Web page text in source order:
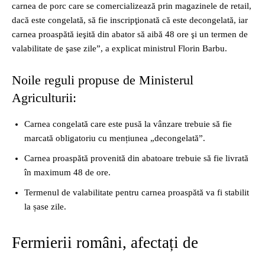
carnea de porc care se comercializează prin magazinele de retail,
dacă este congelată, să fie inscripţionată că este decongelată, iar
carnea proaspătă ieşită din abator să aibă 48 ore şi un termen de
valabilitate de şase zile”, a explicat ministrul Florin Barbu.
Noile reguli propuse de Ministerul
Agriculturii:
Carnea congelată care este pusă la vânzare trebuie să fie
marcată obligatoriu cu mențiunea „decongelată”.
Carnea proaspătă provenită din abatoare trebuie să fie livrată
în maximum 48 de ore.
Termenul de valabilitate pentru carnea proaspătă va fi stabilit
la șase zile.
Fermierii români, afectați de